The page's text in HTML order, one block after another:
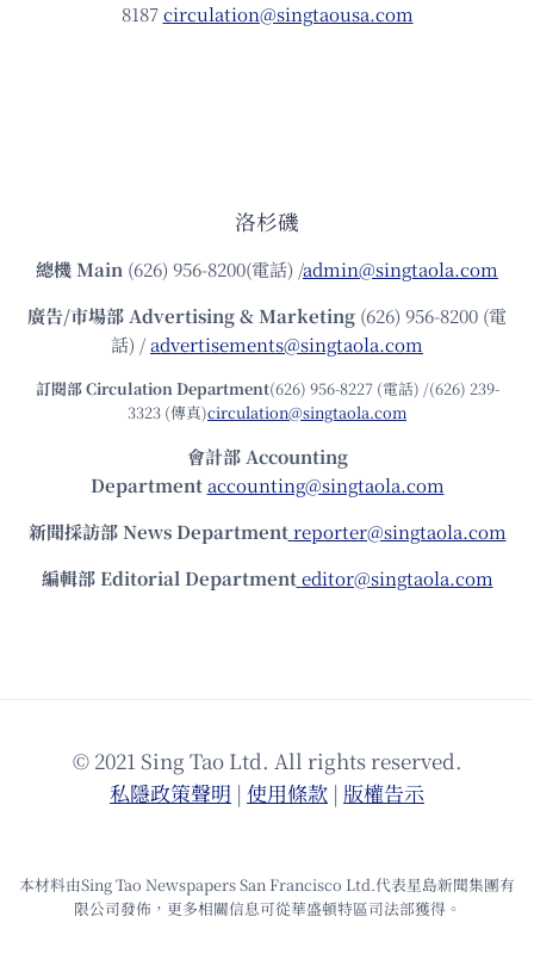
8187circulation@singtaousa.com
洛杉磯
總機Main (626) 956-8200(電話) /admin@singtaola.com
廣告/市場部Advertising & Marketing (626) 956-8200 (電
話) /advertisements@singtaola.com
訂閱部 Circulation Department(626) 956-8227 (電話) /(626) 239-
3323 (傳真)circulation@singtaola.com
會計部 Accounting
Department accounting@singtaola.com
新聞採訪部 News Department reporter@singtaola.com
編輯部 Editorial Department editor@singtaola.com
© 2021 Sing Tao Ltd. All rights reserved.
私隱政策聲明 | 使⽤條款 | 版權告⽰
本材料由Sing Tao Newspapers San Francisco Ltd.代表星島新聞集團有
限公司發佈，更多相關信息可從華盛頓特區司法部獲得。